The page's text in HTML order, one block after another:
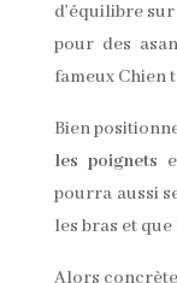
d’équilibre
pour des
fameux Chien
Bien
les poignets
pourra aussi
les bras et que
Alors